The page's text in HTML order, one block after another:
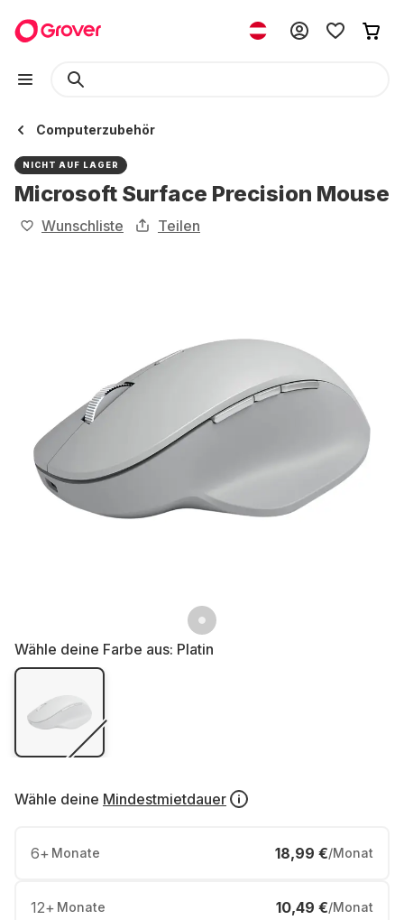
Computerzubehör
NICHT AUF LAGER
Microsoft Surface Precision Mouse
Wunschliste Teilen
Wähle deine Farbe aus: Platin
Wähle deine Mindestmietdauer
6+ Monate 18,99 €/Monat
12+ Monate 10,49 €/Monat